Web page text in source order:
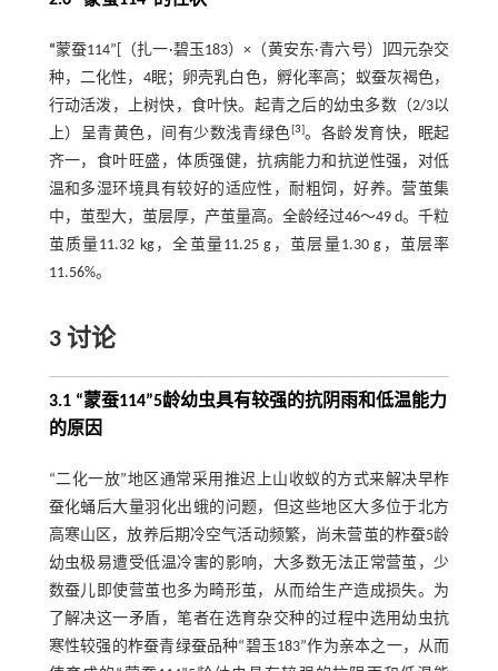
“蒙蚕114”[（扎一·碧玉183）×（黄安东·青六号）]四元杂交
种，二化性，4眠；卵壳乳白色，孵化率高；蚁蚕灰褐色，
行动活泼，上树快，食叶快。起青之后的幼虫多数（2/3以
上）呈青黄色，间有少数浅青绿色[3]。各龄发育快，眠起
齐一，食叶旺盛，体质强健，抗病能力和抗逆性强，对低
温和多湿环境具有较好的适应性，耐粗饲，好养。营茧集
中，茧型大，茧层厚，产茧量高。全龄经过46～49 d。千粒
茧质量11.32 kg，全茧量11.25 g，茧层量1.30 g，茧层率
11.56%。
3 讨论
3.1 “蒙蚕114”5龄幼虫具有较强的抗阴雨和低温能力
的原因
“二化一放”地区通常采用推迟上山收蚁的方式来解决早柞
蚕化蛹后大量羽化出蛾的问题，但这些地区大多位于北方
高寒山区，放养后期冷空气活动频繁，尚未营茧的柞蚕5龄
幼虫极易遭受低温冷害的影响，大多数无法正常营茧，少
数蚕儿即使营茧也多为畸形茧，从而给生产造成损失。为
了解决这一矛盾，笔者在选育杂交种的过程中选用幼虫抗
寒性较强的柞蚕青绿蚕品种“碧玉183”作为亲本之一，从而